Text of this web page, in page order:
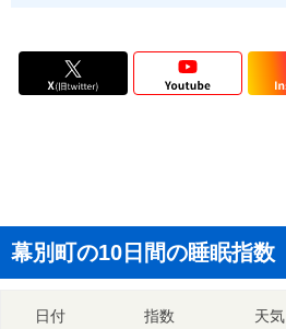
幕別町の10日間の睡眠指数
日付 指数 天気